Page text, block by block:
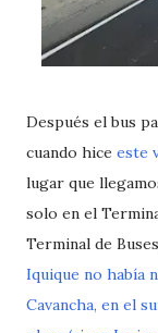
Después el bus
cuando hice este
lugar que
solo en el
Terminal de
Iquique no había
Cavancha, en el